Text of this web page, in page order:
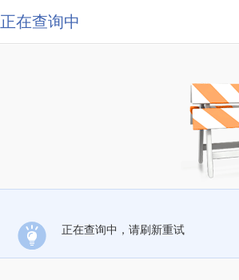
正在查询中
正在查询中，请刷新重试